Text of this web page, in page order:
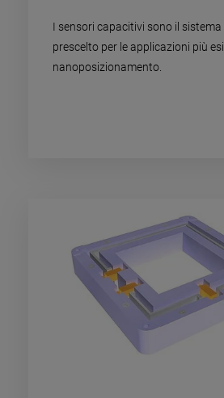
I sensori capacitivi sono il
prescelto per le applicazioni più
nanoposizionamento.